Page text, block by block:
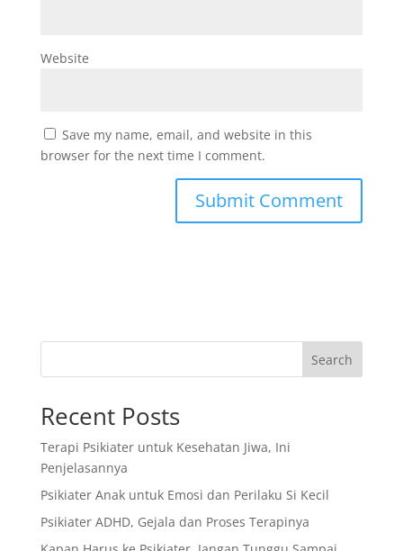
Website
Save my name, email, and website in this
browser for the next time I comment.
Search
Recent Posts
Terapi Psikiater untuk Kesehatan Jiwa, Ini
Penjelasannya
Psikiater Anak untuk Emosi dan Perilaku Si Kecil
Psikiater ADHD, Gejala dan Proses Terapinya